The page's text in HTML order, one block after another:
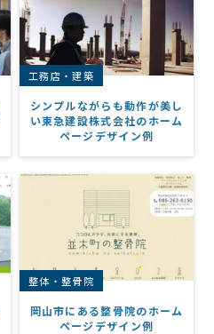
工務店・建築
シンプルながらも動作が美し
い東急建設株式会社のホーム
ページデザイン例
整体・整骨院
岡山市にある整骨院のホーム
ページデザイン例